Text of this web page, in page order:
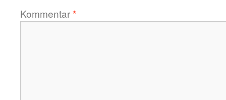
Kommentar*